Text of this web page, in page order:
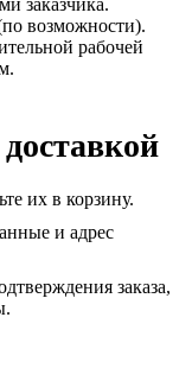
возможности).
рабочей
их в корзину.
и адрес
заказа,